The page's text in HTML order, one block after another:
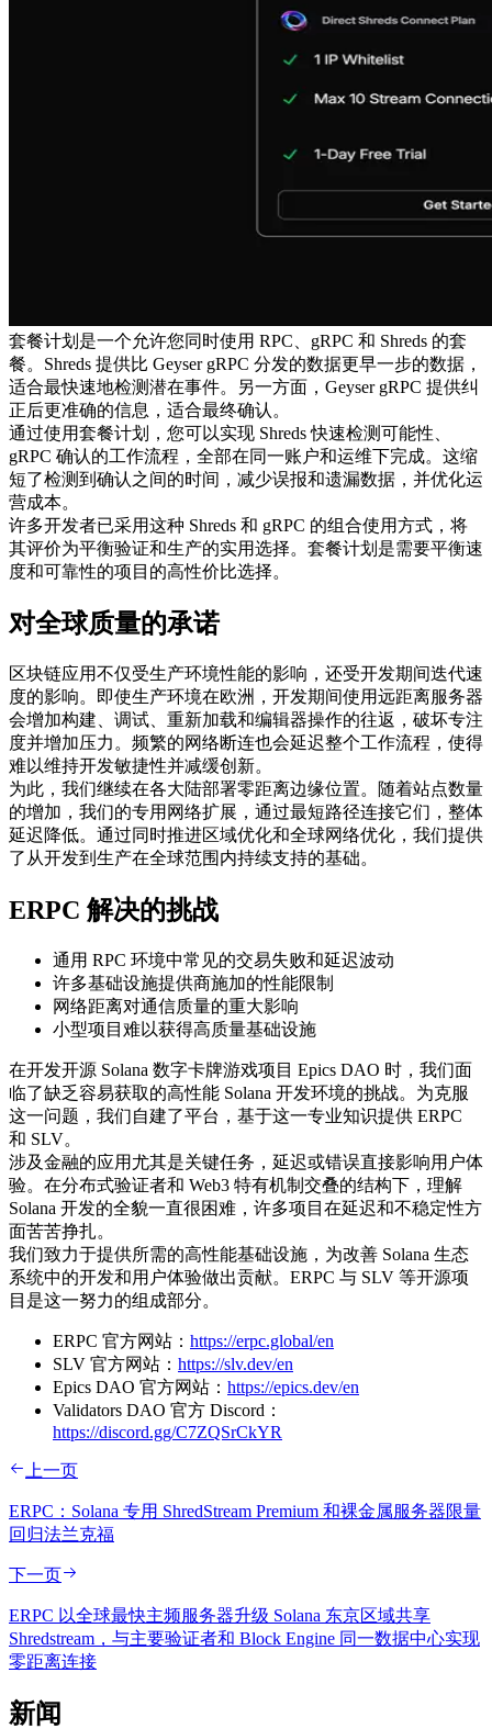
套餐计划是一个允许您同时使用 RPC、gRPC 和 Shreds 的套
餐。Shreds 提供比 Geyser gRPC 分发的数据更早一步的数据，
适合最快速地检测潜在事件。另一方面，Geyser gRPC 提供纠
正后更准确的信息，适合最终确认。
通过使用套餐计划，您可以实现 Shreds 快速检测可能性、
gRPC 确认的工作流程，全部在同一账户和运维下完成。这缩
短了检测到确认之间的时间，减少误报和遗漏数据，并优化运
营成本。
许多开发者已采用这种 Shreds 和 gRPC 的组合使用方式，将
其评价为平衡验证和生产的实用选择。套餐计划是需要平衡速
度和可靠性的项目的高性价比选择。
对全球质量的承诺
区块链应用不仅受生产环境性能的影响，还受开发期间迭代速
度的影响。即使生产环境在欧洲，开发期间使用远距离服务器
会增加构建、调试、重新加载和编辑器操作的往返，破坏专注
度并增加压力。频繁的网络断连也会延迟整个工作流程，使得
难以维持开发敏捷性并减缓创新。
为此，我们继续在各大陆部署零距离边缘位置。随着站点数量
的增加，我们的专用网络扩展，通过最短路径连接它们，整体
延迟降低。通过同时推进区域优化和全球网络优化，我们提供
了从开发到生产在全球范围内持续支持的基础。
ERPC 解决的挑战
通用 RPC 环境中常见的交易失败和延迟波动
许多基础设施提供商施加的性能限制
网络距离对通信质量的重大影响
小型项目难以获得高质量基础设施
在开发开源 Solana 数字卡牌游戏项目 Epics DAO 时，我们面
临了缺乏容易获取的高性能 Solana 开发环境的挑战。为克服
这一问题，我们自建了平台，基于这一专业知识提供 ERPC
和 SLV。
涉及金融的应用尤其是关键任务，延迟或错误直接影响用户体
验。在分布式验证者和 Web3 特有机制交叠的结构下，理解
Solana 开发的全貌一直很困难，许多项目在延迟和不稳定性方
面苦苦挣扎。
我们致力于提供所需的高性能基础设施，为改善 Solana 生态
系统中的开发和用户体验做出贡献。ERPC 与 SLV 等开源项
目是这一努力的组成部分。
ERPC 官方网站： https://erpc.global/en
SLV 官方网站： https://slv.dev/en
Epics DAO 官方网站： https://epics.dev/en
Validators DAO 官方 Discord：
https://discord.gg/C7ZQSrCkYR
上一页
ERPC：Solana 专用 ShredStream Premium 和裸金属服务器限量
回归法兰克福
下一页
ERPC 以全球最快主频服务器升级 Solana 东京区域共享
Shredstream，与主要验证者和 Block Engine 同一数据中心实现
零距离连接
新闻